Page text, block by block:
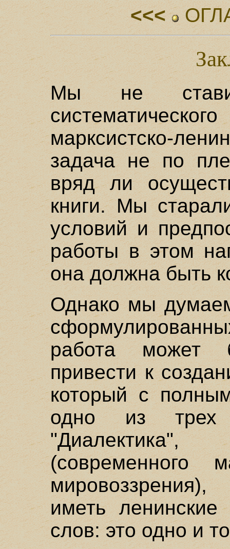
<<<
Мы не
марксистско-
задача не по
вряд ли
книги. Мы
условий и
работы в этом
она должна быть
Однако мы
работа может
привести к
который с
одно из трех
"Диалектика",
(современного
иметь
слов: это одно и